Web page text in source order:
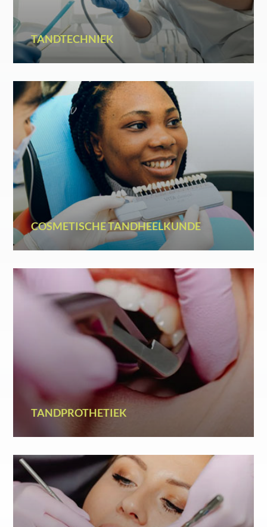
TANDTECHNIEK
COSMETISCHE TANDHEELKUNDE
TANDPROTHETIEK